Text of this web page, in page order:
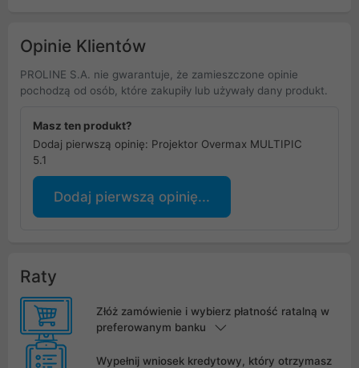
Opinie Klientów
PROLINE S.A. nie gwarantuje, że zamieszczone opinie
pochodzą od osób, które zakupiły lub używały dany produkt.
Masz ten produkt?
Dodaj pierwszą opinię: Projektor Overmax MULTIPIC
5.1
Dodaj pierwszą opinię...
Raty
Złóż zamówienie i wybierz płatność ratalną w
preferowanym banku
Wypełnij wniosek kredytowy, który otrzymasz